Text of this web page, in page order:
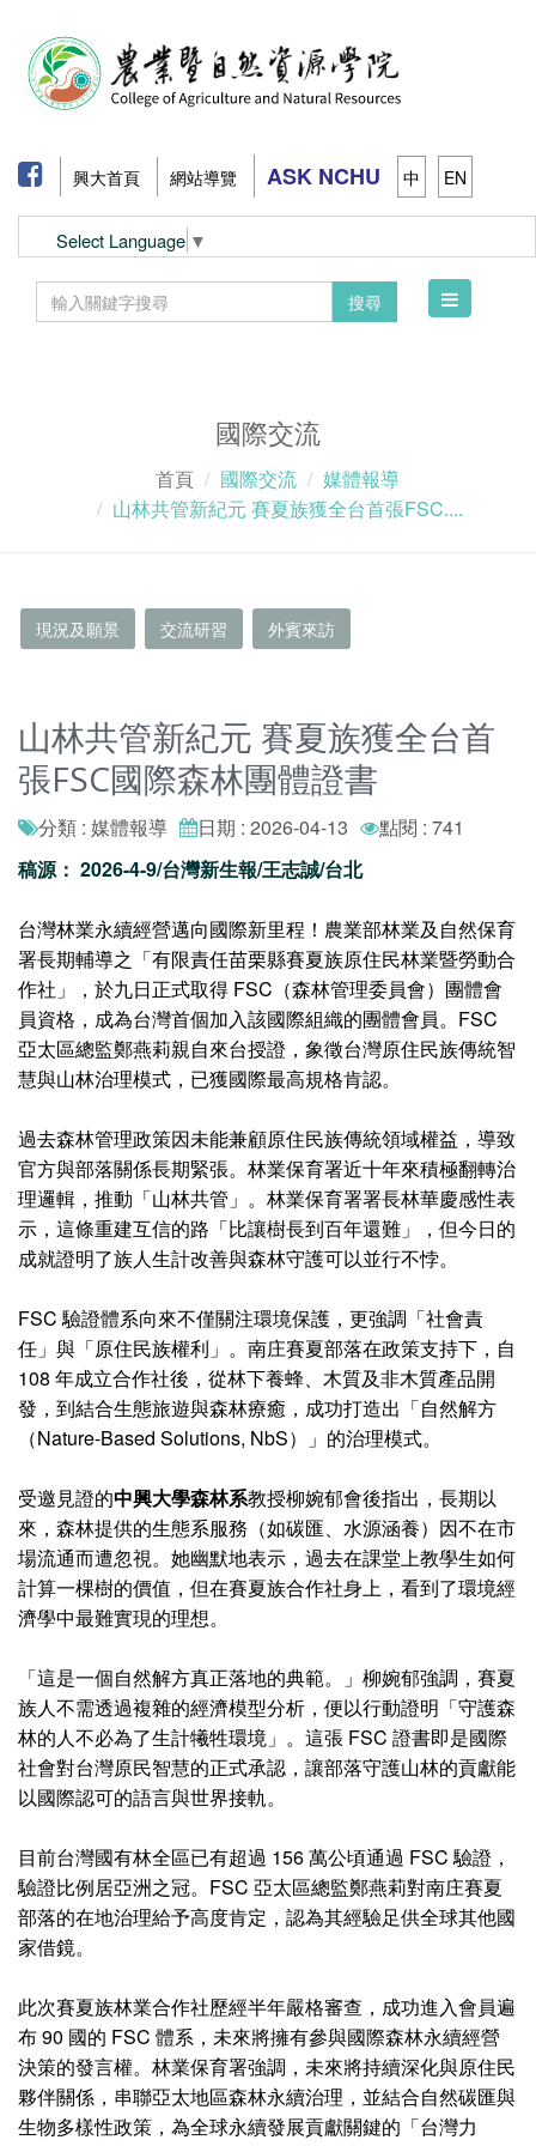
興大首頁 網站導覽 ASK NCHU 中 EN
Select Language ▼
搜尋
Toggle
國際交流
首頁 國際交流
媒體報導
山林共管新紀元 賽夏族獲全台首張FSC....
現況及願景 交流研習 外賓來訪
山林共管新紀元 賽夏族獲全台首
張FSC國際森林團體證書
分類 : 媒體報導 日期 : 2026-04-13
點閱 : 741
稿源： 2026-4-9/台灣新生報/王志誠/台北
台灣林業永續經營邁向國際新里程！農業部林業及自然保育
署長期輔導之「有限責任苗栗縣賽夏族原住民林業暨勞動合
作社」，於九日正式取得 FSC（森林管理委員會）團體會
員資格，成為台灣首個加入該國際組織的團體會員。FSC
亞太區總監鄭燕莉親自來台授證，象徵台灣原住民族傳統智
慧與山林治理模式，已獲國際最高規格肯認。
過去森林管理政策因未能兼顧原住民族傳統領域權益，導致
官方與部落關係長期緊張。林業保育署近十年來積極翻轉治
理邏輯，推動「山林共管」。林業保育署署長林華慶感性表
示，這條重建互信的路「比讓樹長到百年還難」，但今日的
成就證明了族人生計改善與森林守護可以並行不悖。
FSC 驗證體系向來不僅關注環境保護，更強調「社會責
任」與「原住民族權利」。南庄賽夏部落在政策支持下，自
108 年成立合作社後，從林下養蜂、木質及非木質產品開
發，到結合生態旅遊與森林療癒，成功打造出「自然解方
（Nature-Based Solutions, NbS）」的治理模式。
受邀見證的中興大學森林系教授柳婉郁會後指出，長期以
來，森林提供的生態系服務（如碳匯、水源涵養）因不在市
場流通而遭忽視。她幽默地表示，過去在課堂上教學生如何
計算一棵樹的價值，但在賽夏族合作社身上，看到了環境經
濟學中最難實現的理想。
「這是一個自然解方真正落地的典範。」柳婉郁強調，賽夏
族人不需透過複雜的經濟模型分析，便以行動證明「守護森
林的人不必為了生計犧牲環境」。這張 FSC 證書即是國際
社會對台灣原民智慧的正式承認，讓部落守護山林的貢獻能
以國際認可的語言與世界接軌。
目前台灣國有林全區已有超過 156 萬公頃通過 FSC 驗證，
驗證比例居亞洲之冠。FSC 亞太區總監鄭燕莉對南庄賽夏
部落的在地治理給予高度肯定，認為其經驗足供全球其他國
家借鏡。
此次賽夏族林業合作社歷經半年嚴格審查，成功進入會員遍
布 90 國的 FSC 體系，未來將擁有參與國際森林永續經營
決策的發言權。林業保育署強調，未來將持續深化與原住民
夥伴關係，串聯亞太地區森林永續治理，並結合自然碳匯與
生物多樣性政策，為全球永續發展貢獻關鍵的「台灣力